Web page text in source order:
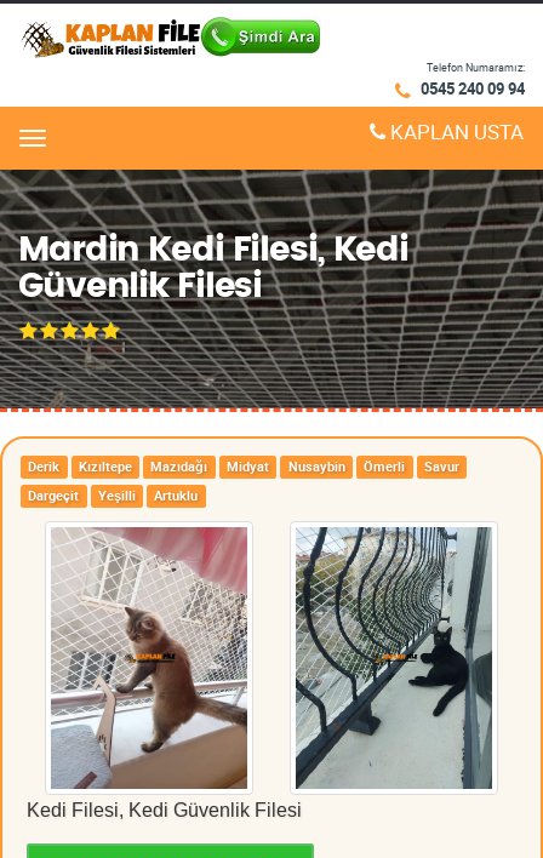
Telefon Numaramız:
0545 240 09 94
Menu KAPLAN USTA
Mardin Kedi Filesi, Kedi
Güvenlik Filesi
Derik Kızıltepe Mazıdağı Midyat Nusaybin Ömerli
Savur
Dargeçit
Yeşilli Artuklu
Kedi Filesi, Kedi Güvenlik Filesi